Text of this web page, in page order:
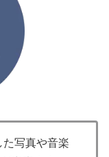
写真や音楽